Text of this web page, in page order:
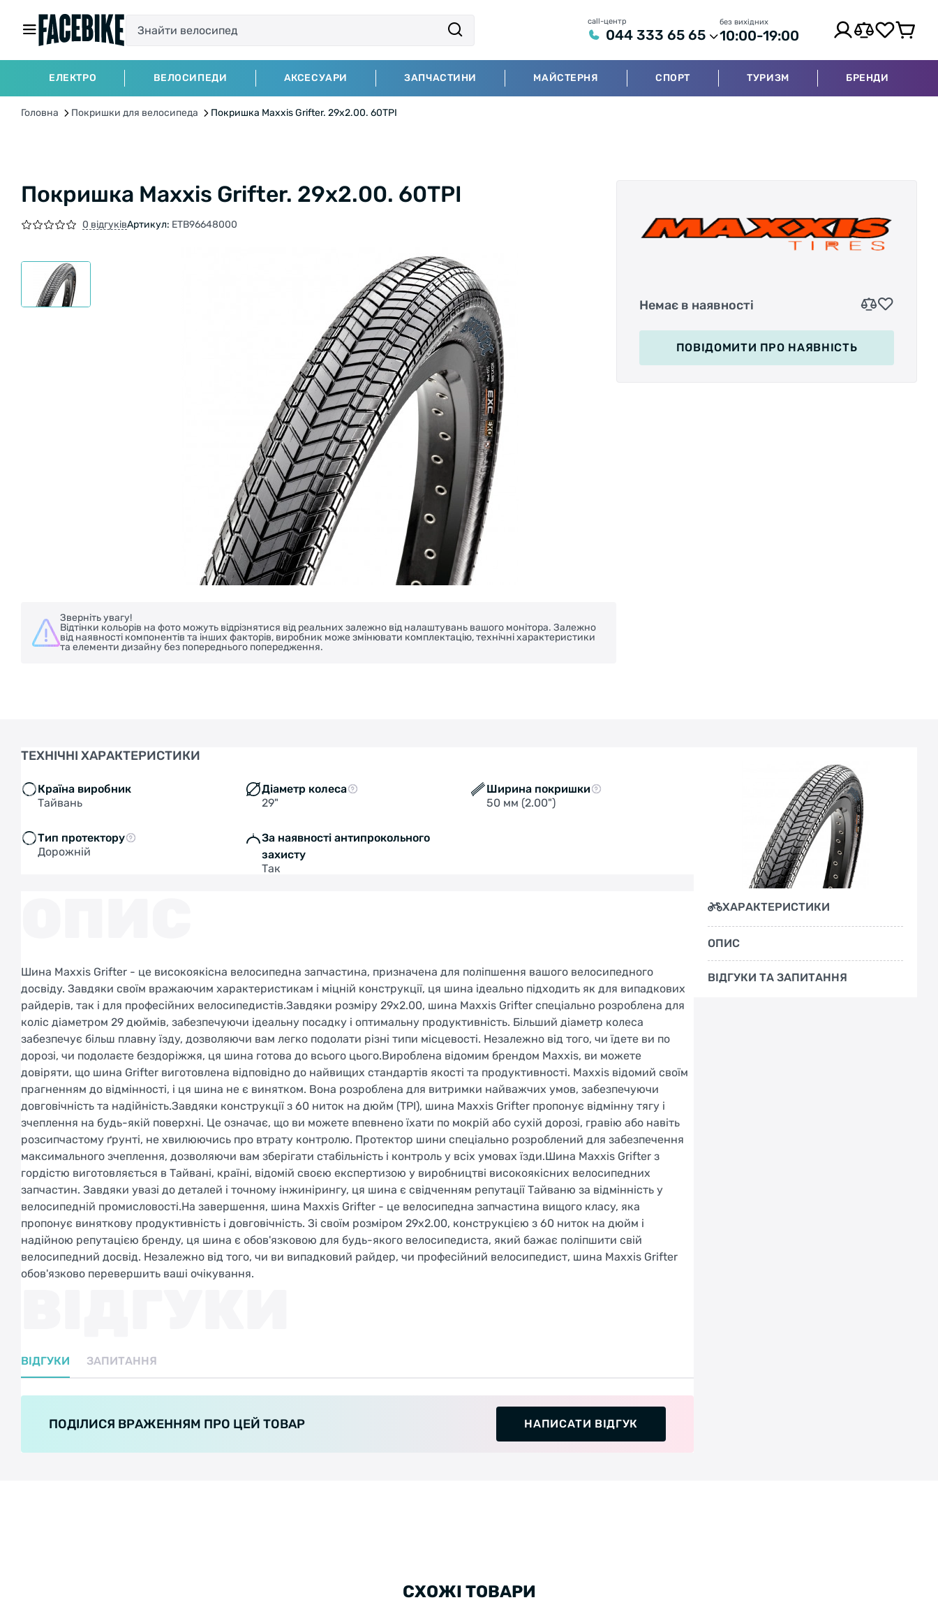
call-центр
044 333 65 65
без вихідних
10:00-19:00
ЕЛЕКТРО ВЕЛОСИПЕДИ АКСЕСУАРИ ЗАПЧАСТИНИ МАЙСТЕРНЯ СПОРТ ТУРИЗМ БРЕНДИ
Головна Покришки для велосипеда Покришка Maxxis Grifter. 29x2.00. 60TPI
Покришка Maxxis Grifter. 29x2.00. 60TPI
0 відгуківАртикул: ETB96648000
Зверніть увагу!
Відтінки кольорів на фото можуть відрізнятися від реальних залежно від налаштувань вашого монітора. Залежно
від наявності компонентів та інших факторів, виробник може змінювати комплектацію, технічні характеристики
та елементи дизайну без попереднього попередження.
Немає в наявності
ПОВІДОМИТИ ПРО НАЯВНІСТЬ
ТЕХНІЧНІ ХАРАКТЕРИСТИКИ
Країна виробник
Тайвань
Діаметр колеса
29"
Ширина покришки
50 мм (2.00")
Тип протектору
Дорожній
За наявності антипрокольного
захисту
Так
Шина Maxxis Grifter - це високоякісна велосипедна запчастина, призначена для поліпшення вашого велосипедного
досвіду. Завдяки своїм вражаючим характеристикам і міцній конструкції, ця шина ідеально підходить як для випадкових
райдерів, так і для професійних велосипедистів.Завдяки розміру 29x2.00, шина Maxxis Grifter спеціально розроблена для
коліс діаметром 29 дюймів, забезпечуючи ідеальну посадку і оптимальну продуктивність. Більший діаметр колеса
забезпечує більш плавну їзду, дозволяючи вам легко подолати різні типи місцевості. Незалежно від того, чи їдете ви по
дорозі, чи подолаєте бездоріжжя, ця шина готова до всього цього.Вироблена відомим брендом Maxxis, ви можете
довіряти, що шина Grifter виготовлена відповідно до найвищих стандартів якості та продуктивності. Maxxis відомий своїм
прагненням до відмінності, і ця шина не є винятком. Вона розроблена для витримки найважчих умов, забезпечуючи
довговічність та надійність.Завдяки конструкції з 60 ниток на дюйм (TPI), шина Maxxis Grifter пропонує відмінну тягу і
зчеплення на будь-якій поверхні. Це означає, що ви можете впевнено їхати по мокрій або сухій дорозі, гравію або навіть
розсипчастому ґрунті, не хвилюючись про втрату контролю. Протектор шини спеціально розроблений для забезпечення
максимального зчеплення, дозволяючи вам зберігати стабільність і контроль у всіх умовах їзди.Шина Maxxis Grifter з
гордістю виготовляється в Тайвані, країні, відомій своєю експертизою у виробництві високоякісних велосипедних
запчастин. Завдяки увазі до деталей і точному інжинірингу, ця шина є свідченням репутації Тайваню за відмінність у
велосипедній промисловості.На завершення, шина Maxxis Grifter - це велосипедна запчастина вищого класу, яка
пропонує виняткову продуктивність і довговічність. Зі своїм розміром 29x2.00, конструкцією з 60 ниток на дюйм і
надійною репутацією бренду, ця шина є обов'язковою для будь-якого велосипедиста, який бажає поліпшити свій
велосипедний досвід. Незалежно від того, чи ви випадковий райдер, чи професійний велосипедист, шина Maxxis Grifter
обов'язково перевершить ваші очікування.
ВІДГУКИ ЗАПИТАННЯ
ПОДІЛИСЯ ВРАЖЕННЯМ ПРО ЦЕЙ ТОВАР НАПИСАТИ ВІДГУК
ХАРАКТЕРИСТИКИ
ОПИС
ВІДГУКИ ТА ЗАПИТАННЯ
СХОЖІ ТОВАРИ